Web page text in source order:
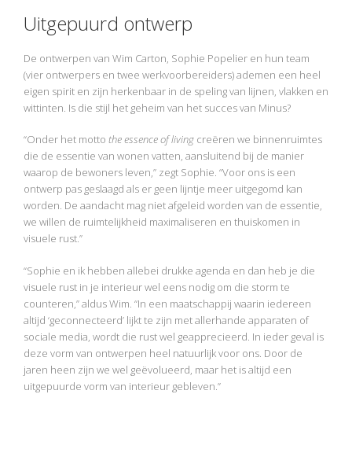
Uitgepuurd ontwerp
De ontwerpen van Wim Carton, Sophie Popelier en hun team
(vier ontwerpers en twee werkvoorbereiders) ademen een heel
eigen spirit en zijn herkenbaar in de speling van lijnen, vlakken en
wittinten. Is die stijl het geheim van het succes van Minus?
“Onder het motto the essence of living creëren we binnenruimtes
die de essentie van wonen vatten, aansluitend bij de manier
waarop de bewoners leven,” zegt Sophie. “Voor ons is een
ontwerp pas geslaagd als er geen lijntje meer uitgegomd kan
worden. De aandacht mag niet afgeleid worden van de essentie,
we willen de ruimtelijkheid maximaliseren en thuiskomen in
visuele rust.”
“Sophie en ik hebben allebei drukke agenda en dan heb je die
visuele rust in je interieur wel eens nodig om die storm te
counteren,” aldus Wim. “In een maatschappij waarin iedereen
altijd ‘geconnecteerd’ lijkt te zijn met allerhande apparaten of
sociale media, wordt die rust wel geapprecieerd. In ieder geval is
deze vorm van ontwerpen heel natuurlijk voor ons. Door de
jaren heen zijn we wel geëvolueerd, maar het is altijd een
uitgepuurde vorm van interieur gebleven.”